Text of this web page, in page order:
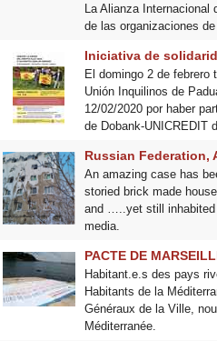
La Alianza
de las organizaciones
Iniciativa de
El domingo 2 de febrero
Unión Inquilinos de
12/02/2020 por haber
de Dobank-UNICREDIT
Russian Federation,
An amazing case has
storied brick made
and …..yet still inhabited
media.
PACTE DE
Habitant.e.s des pays
Habitants de la
Généraux de la Ville,
Méditerranée.